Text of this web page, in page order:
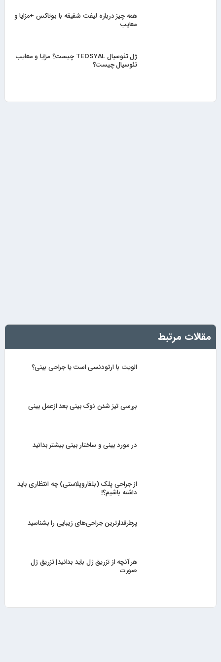
همه چیز درباره لیفت شقیقه با بوتاکس +مزایا و
معایب
ژل تئوسیال TEOSYAL چیست؟ مزایا و معایب
تئوسیال چیست؟
مقالات مرتبط
الویت با ارتودنسی است یا جراحی بینی؟
بررسی تیز شدن نوک بینی بعد ازعمل بینی
در مورد بینی و ساختار بینی بیشتر بدانید
از جراحی پلک (بلفاروپلاستی) چه انتظاری باید
داشته باشیم؟!
پرطرفدارترین جراحی‌های زیبایی را بشناسید
هر آنچه از تزریق ژل باید بدانید| تزریق ژل
صورت